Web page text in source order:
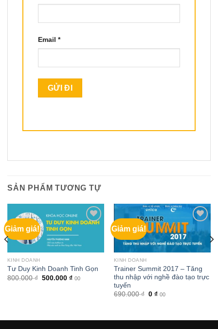
Email *
SẢN PHẨM TƯƠNG TỰ
Giảm giá!
KINH DOANH
Tư Duy Kinh Doanh Tinh Gọn
800.000₫ Giá
500.000 ₫Giá
00
Giảm giá!
KINH DOANH
Trainer Summit 2017 – Tăng
thu nhập với nghề đào tạo trực
tuyến
690.000₫ Giá
0 ₫Giá
0 ₫.
00